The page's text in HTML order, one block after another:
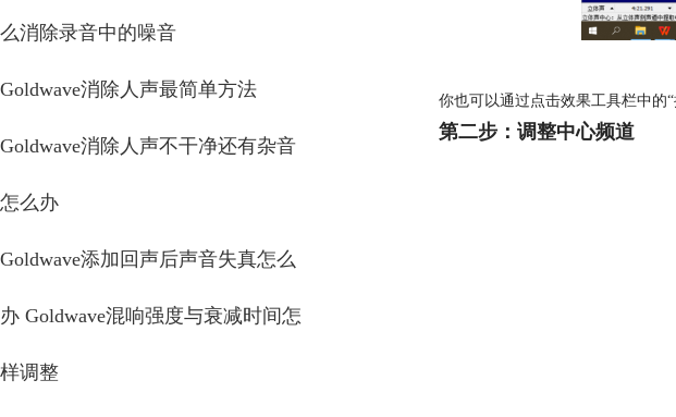
么消除录音中的噪音
Goldwave消除人声最简单方法
Goldwave消除人声不干净还有杂音
怎么办
Goldwave添加回声后声音失真怎么
办 Goldwave混响强度与衰减时间怎
样调整
你也可以通过点击效果工具栏中的
第二步：调整中心频道